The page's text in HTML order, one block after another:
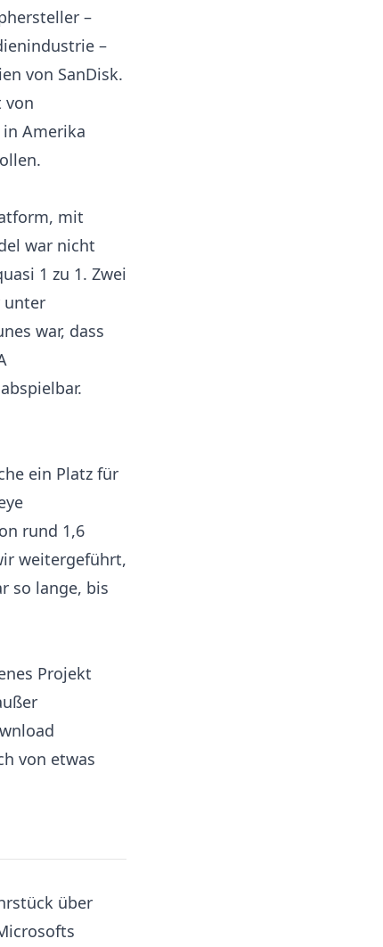
–
–
von SanDisk.
von
Amerika
mit
war nicht
1 zu 1. Zwei
unter
war, dass
ein Platz für
rund 1,6
weitergeführt,
so lange, bis
Projekt
von etwas
über